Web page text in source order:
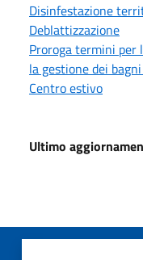
Disinfestazione
Deblattizzazione
Proroga termini per
la gestione dei
Centro estivo
Ultimo